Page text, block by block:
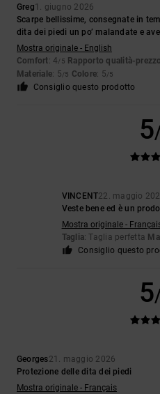
Greg1. giugno 2026
Scarpe bellissime, consegnate in
dita dei piedi un po’ malandate e
Mostra originale - English
Comfort: 4/5 Rapporto qualità-prezzo
Materiale: 5/5 Colore: 5/5
Consiglio questo prodotto
5
VINCENT22. maggio
Veste bene ed è un
Mostra originale -
Taglia: Taglia perfetta
Consiglio questo
5
Georges21. maggio 2026
Protezione delle dita dei piedi
Mostra originale - Français